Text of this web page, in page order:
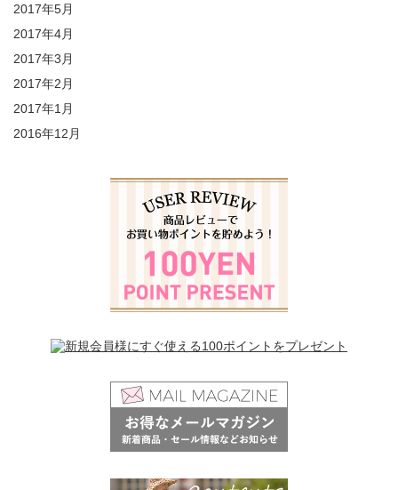
2017年5月
2017年4月
2017年3月
2017年2月
2017年1月
2016年12月